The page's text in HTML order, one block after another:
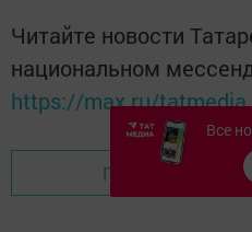
Читайте новости
национальном
https://max.ru/tatmedia
Перейти на
Все